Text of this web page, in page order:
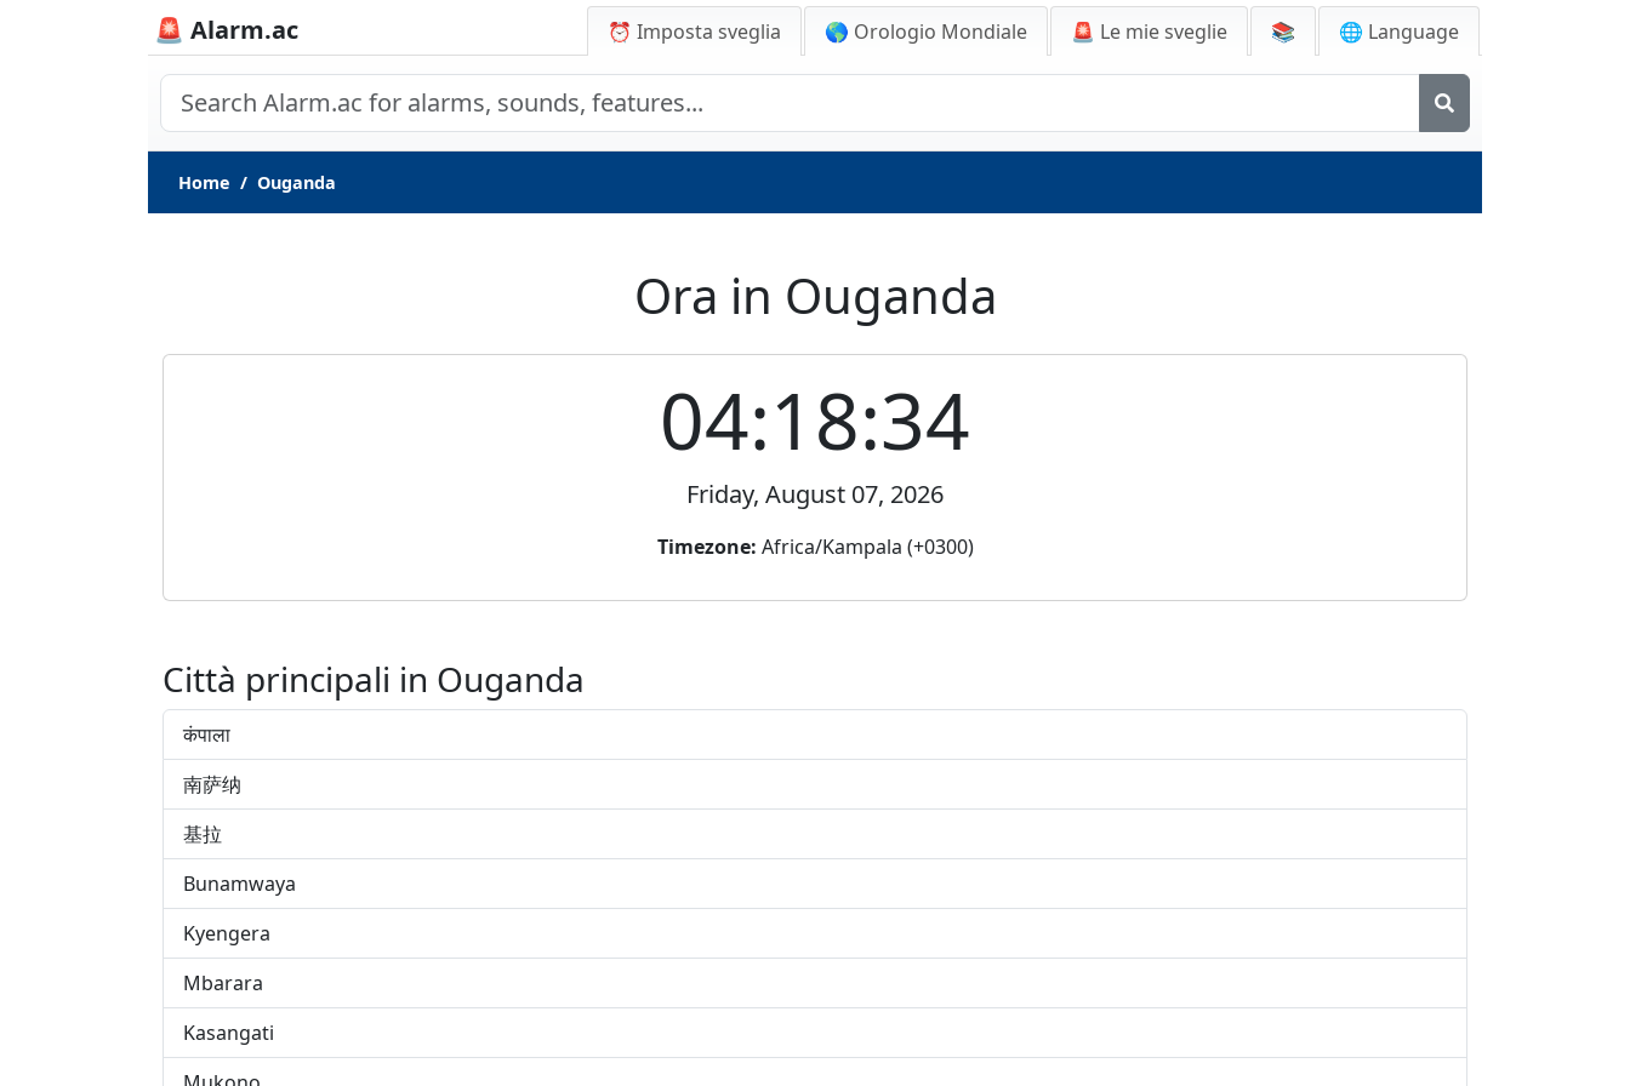
🚨 Alarm.ac ⏰ Imposta sveglia 🌎 Orologio Mondiale 🚨 Le mie sveglie 📚 🌐 Language
Home Ouganda
Ora in Ouganda
04:18:34
Friday, August 07, 2026
Timezone: Africa/Kampala (+0300)
Città principali in Ouganda
कंपाला
南萨纳
基拉
Bunamwaya
Kyengera
Mbarara
Kasangati